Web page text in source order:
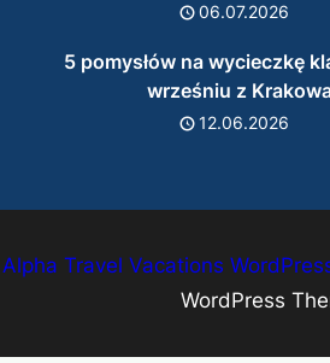
06.07.2026
5 pomysłów na wycieczkę
wrześniu z
12.06.2026
Alpha Travel Vacations
WordPress